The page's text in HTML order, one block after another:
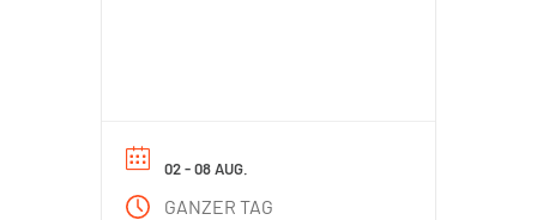
02 - 08 AUG.
GANZER TAG